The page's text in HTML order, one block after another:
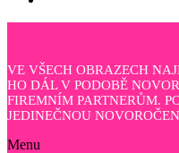
VE VŠECH OBRAZECH
HO DÁL V PODOBĚ
FIREMNÍM PARTNERŮM.
JEDINEČNOU
Menu